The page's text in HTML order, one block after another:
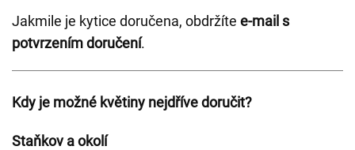
Jakmile je kytice doručena, obdržíte e-mail s
potvrzením doručení.
Kdy je možné květiny nejdříve doručit?
Staňkov a okolí